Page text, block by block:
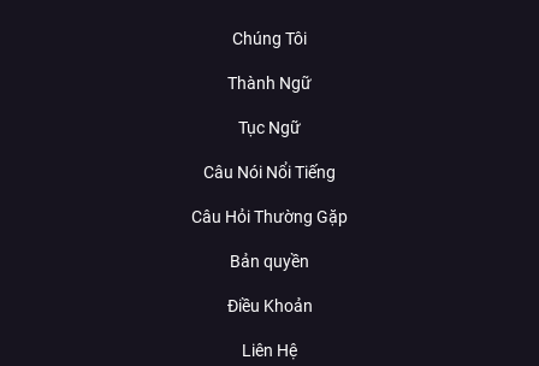
Chúng Tôi
Thành Ngữ
Tục Ngữ
Câu Nói Nổi Tiếng
Câu Hỏi Thường Gặp
Bản quyền
Điều Khoản
Liên Hệ